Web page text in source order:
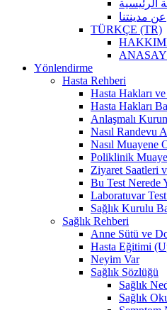
الرئيسية
عن مدينتنا
TÜRKÇE (TR)
Yönlendirme
Hasta Rehberi
Hasta Hakları
Hasta Hakları
Anlaşmalı
Nasıl Randevu
Nasıl Muayene
Poliklinik
Ziyaret Saatleri
Bu Test Nerede
Laboratuvar
Sağlık Kurulu
Sağlık Rehberi
Anne Sütü ve
Hasta Eğitimi
Neyim Var
Sağlık Sözlüğü
Sağlık
Sağlık